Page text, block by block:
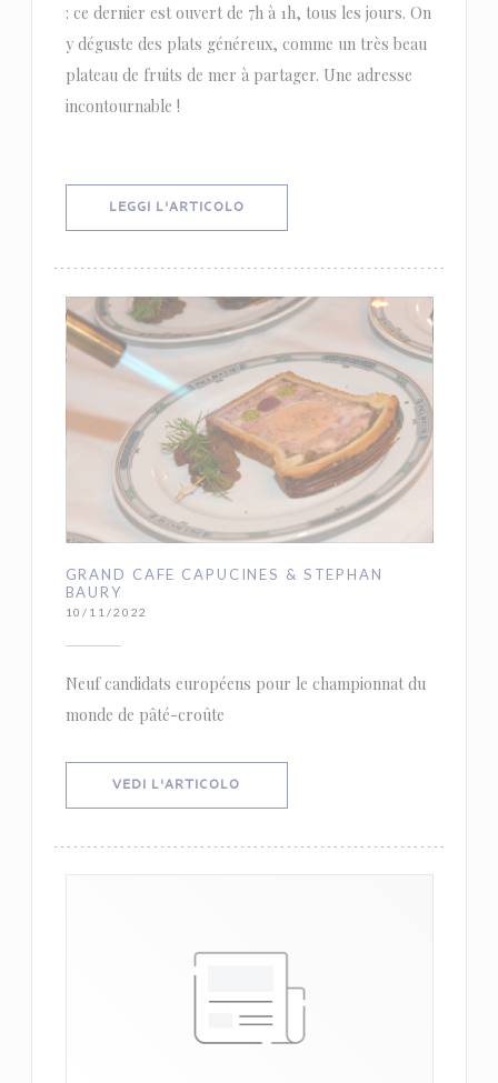
: ce dernier est ouvert de 7h à 1h, tous les jours. On
y déguste des plats généreux, comme un très beau
plateau de fruits de mer à partager. Une adresse
incontournable !
LEGGI L'ARTICOLO((APRE UNA NUOVA FINESTRA))
GRAND CAFE CAPUCINES & STEPHAN
BAURY
10/11/2022
Neuf candidats européens pour le championnat du
monde de pâté-croûte
VEDI L'ARTICOLO